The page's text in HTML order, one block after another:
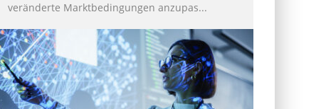
veränderte Marktbedingungen anzupas...